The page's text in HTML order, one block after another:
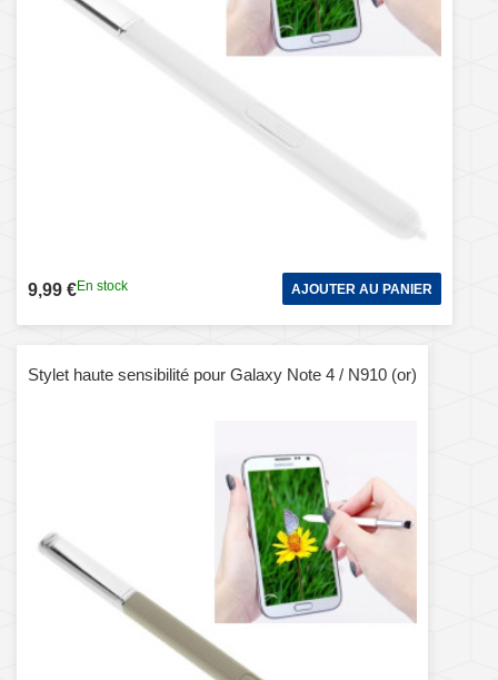
9,99 €En stock AJOUTER AU PANIER
Stylet haute sensibilité pour Galaxy Note 4 / N910 (or)